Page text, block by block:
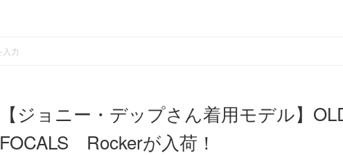
【ジョニー・デップさん着用モデル】
FOCALS Rockerが入荷！